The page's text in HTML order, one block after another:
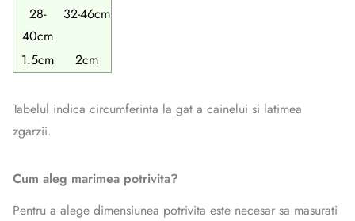
28-
40cm
32-46cm
1.5cm 2cm
Tabelul indica circumferinta la gat a cainelui si latimea
zgarzii.
Cum aleg marimea potrivita?
Pentru a alege dimensiunea potrivita este necesar sa masurati